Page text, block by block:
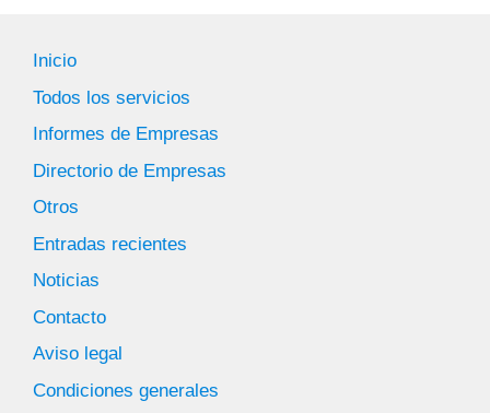
Inicio
Todos los servicios
Informes de Empresas
Directorio de Empresas
Otros
Entradas recientes
Noticias
Contacto
Aviso legal
Condiciones generales